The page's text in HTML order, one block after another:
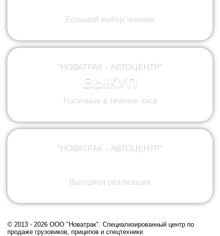
Большой выбор техники
"НОВАТРАК - АВТОЦЕНТР"
ВЫКУП
Наличные в течении часа
"НОВАТРАК - АВТОЦЕНТР"
Выгодная реализация
© 2013 - 2026 ООО "Новатрак". Cпециализированный центр по
продаже грузовиков, прицепов и спецтехники